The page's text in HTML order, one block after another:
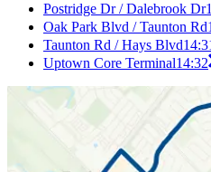
Postridge Dr / Dalebrook Dr
Oak Park Blvd / Taunton Rd
Taunton Rd / Hays Blvd
Uptown Core Terminal14:32